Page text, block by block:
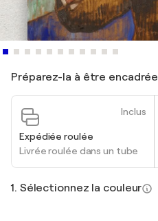
Préparez-la à être encadrée
Inclus
Expédiée roulée
Livrée roulée dans un tube
1. Sélectionnez la couleur